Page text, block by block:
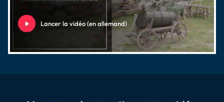
Lancer la vidéo (en allemand)